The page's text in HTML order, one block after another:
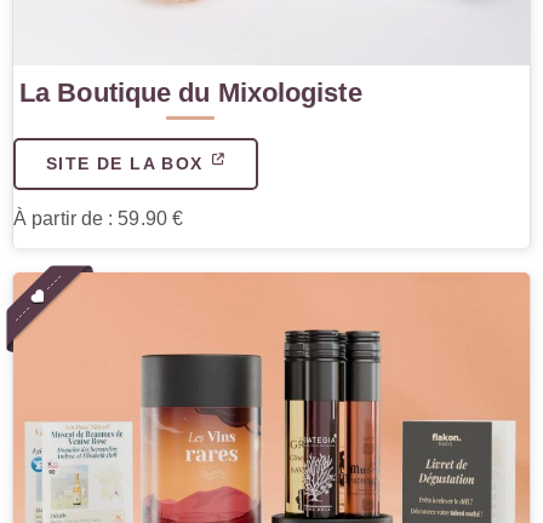
La Boutique du Mixologiste
SITE DE LA BOX
À partir de : 59.90 €